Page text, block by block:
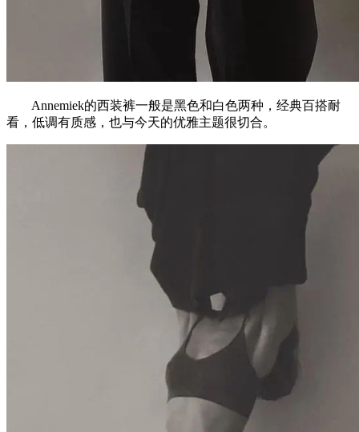
Annemiek的西装裤一般是黑色和白色两种，经典百搭耐
看，低调有质感，也与今天的优雅主题很切合。